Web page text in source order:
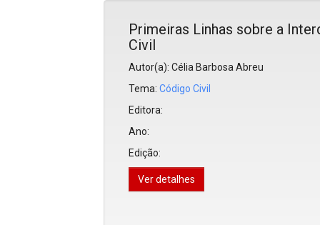
Primeiras Linhas sobre a
Civil
Autor(a): Célia Barbosa Abreu
Tema: Código Civil
Editora:
Ano:
Edição:
Ver detalhes